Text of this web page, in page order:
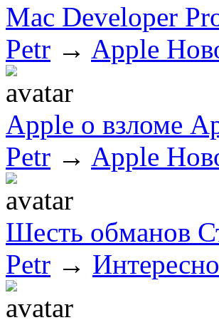
Mac Developer
Petr → Apple
Apple о взломе
Petr → Apple
Шесть обманов
Petr →